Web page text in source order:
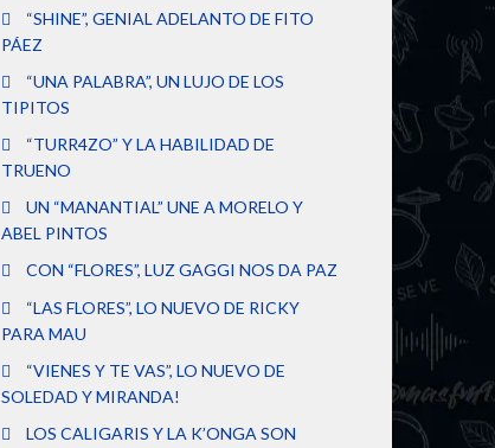
“SHINE”, GENIAL ADELANTO DE FITO
PÁEZ
“UNA PALABRA”, UN LUJO DE LOS
TIPITOS
“TURR4ZO” Y LA HABILIDAD DE
TRUENO
UN “MANANTIAL” UNE A MORELO Y
ABEL PINTOS
CON “FLORES”, LUZ GAGGI NOS DA PAZ
“LAS FLORES”, LO NUEVO DE RICKY
PARA MAU
“VIENES Y TE VAS”, LO NUEVO DE
SOLEDAD Y MIRANDA!
LOS CALIGARIS Y LA K’ONGA SON